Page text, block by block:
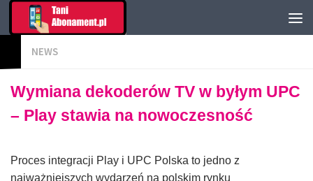
NEWS
Wymiana dekoderów TV w byłym UPC
– Play stawia na nowoczesność
Proces integracji Play i UPC Polska to jedno z
najważniejszych wydarzeń na polskim rynku